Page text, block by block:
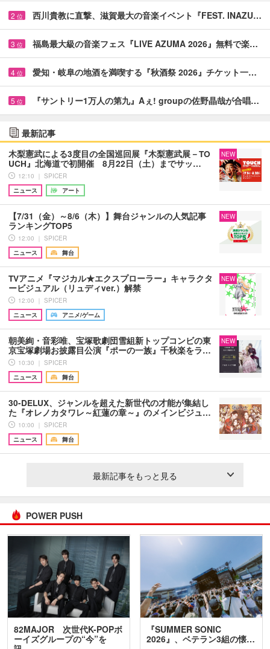
2 位 西川貴教に直撃、滋賀最大の音楽イベント『FEST. INAZU…
3 位 福島最大級の音楽フェス『LIVE AZUMA 2026』無料で楽…
4 位 愛知・岐阜の地酒を満喫する『秋酒祭 2026』チケット一…
5 位 『サントリー1万人の第九』Aぇ! groupの佐野晶哉が合唱…
最新記事
木梨憲武による3度目の全国巡回展『木梨憲武展－TO
UCH』北海道で初開催 8月22日（土）までサッ…
12:10 ｜ SPICER
ニュース
アート
NEW
【7/31（金）～8/6（木）】舞台ジャンルの人気記事
ランキングTOP5
12:00 ｜ SPICER
ニュース
舞台
NEW
TVアニメ『マジカル★エクスプローラー』キャラクタ
ービジュアル（リュディver.）解禁
12:00 ｜ SPICER
ニュース
アニメ/ゲーム
NEW
朝美絢・音彩唯、宝塚歌劇団雪組新トップコンビの東
京宝塚劇場お披露目公演『ポーの一族』千秋楽をラ…
10:30 ｜ SPICER
ニュース
舞台
NEW
30-DELUX、ジャンルを超えた新世代の才能が集結し
た『オレノカタワレ～紅蓮の章～』のメインビジュ…
10:00 ｜ SPICER
ニュース
舞台
最新記事をもっと見る
POWER PUSH
82MAJOR 次世代K-POPボ
ーイズグループの“今”を
『SUMMER SONIC
2026』、ベテラン3組の懐…